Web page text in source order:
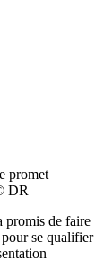
promet
DR
promis de faire
se qualifier